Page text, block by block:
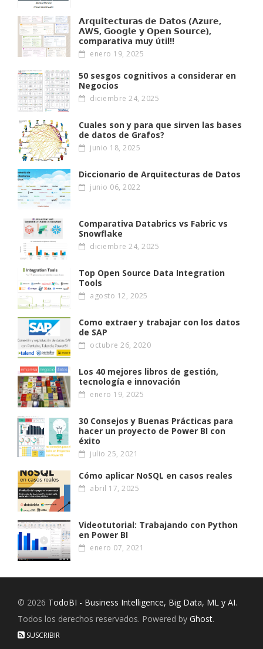
𝗔𝗿𝗾𝘂𝗶𝘁𝗲𝗰𝘁𝘂𝗿𝗮𝘀 𝗱𝗲 𝗗𝗮𝘁𝗼𝘀 (𝗔𝘇𝘂𝗿𝗲,
𝗔W𝗦, 𝗚𝗼𝗼𝗴𝗹𝗲 𝘆 𝗢𝗽𝗲𝗻 𝗦𝗼𝘂𝗿𝗰𝗲),
comparativa muy útil!!
enero 19, 2025
50 sesgos cognitivos a considerar en
Negocios
diciembre 24, 2025
Cuales son y para que sirven las bases
de datos de Grafos?
junio 18, 2025
Diccionario de Arquitecturas de Datos
junio 06, 2022
Comparativa Databrics vs Fabric vs
Snowflake
diciembre 24, 2025
Top Open Source Data Integration
Tools
agosto 12, 2025
Como extraer y trabajar con los datos
de SAP
octubre 26, 2020
Los 40 mejores libros de gestión,
tecnología e innovación
enero 19, 2025
30 Consejos y Buenas Prácticas para
hacer un proyecto de Power BI con
éxito
julio 25, 2021
Cómo aplicar NoSQL en casos reales
abril 17, 2025
Videotutorial: Trabajando con Python
en Power BI
enero 07, 2021
© 2026 TodoBI - Business Intelligence, Big Data, ML y AI.
Todos los derechos reservados. Powered by Ghost.
SUSCRIBIR